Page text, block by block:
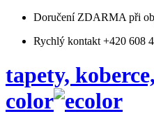
Doručení ZDARMA při
Rychlý kontakt +420 608
tapety,
color